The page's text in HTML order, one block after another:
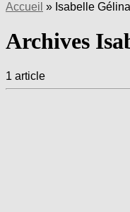
Accueil » Isabelle
Archives
1 article